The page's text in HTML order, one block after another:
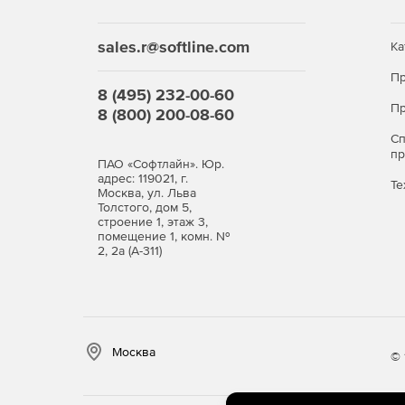
Составление графика изменений Active
по электронной почте в указанное
входа на web-портал и существенно снижает
Централизованный аудит структуры
посредством запланированных
надежно отслеживать проявления
Windows Server.
sales.r@softline.com
8 (495) 232-00-60
8 (800) 200-08-60
ПАО «Софтлайн». Юр.
адрес: 119021, г.
Москва, ул. Льва
Толстого, дом 5,
строение 1, этаж 3,
помещение 1, комн. №
2, 2а (А-311)
Москва ©